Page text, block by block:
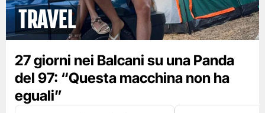
Travel
27 giorni nei Balcani su una Panda
del 97: “Questa macchina non ha
eguali”